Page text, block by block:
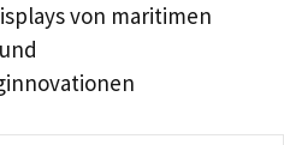
von maritimen